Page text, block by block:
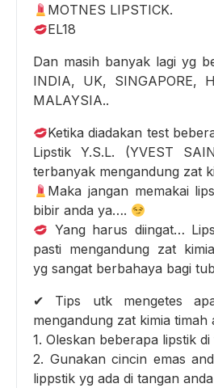
MOTNES LIPSTICK.
EL18
Dan masih banyak lagi yg
INDIA, UK, SINGAPORE,
MALAYSIA..
Ketika diadakan test
Lipstik Y.S.L. (YVEST
terbanyak mengandung zat
Maka jangan memakai
bibir anda ya….
Yang harus diingat…
pasti mengandung zat
yg sangat berbahaya bagi
✔ Tips utk mengetes
mengandung zat kimia timah
1. Oleskan beberapa lipstik
2. Gunakan cincin emas
lippstik yg ada di tangan anda